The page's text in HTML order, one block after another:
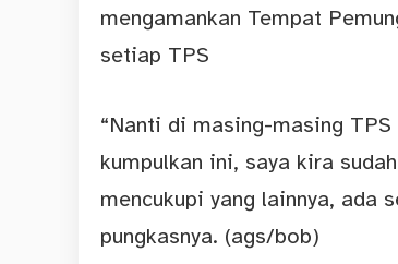
mengamankan Tempat
setiap TPS
“Nanti di masing-masing
kumpulkan ini, saya kira
mencukupi yang lainnya, ada
pungkasnya. (ags/bob)